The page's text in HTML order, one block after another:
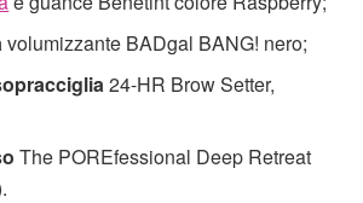
volumizzante BADgal BANG! nero;
24-HR Brow Setter,
The POREfessional Deep Retreat